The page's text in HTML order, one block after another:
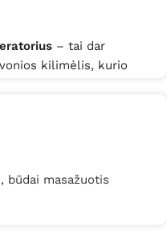
– tai dar
kilimėlis, kurio
burbulinio
būdai masažuotis